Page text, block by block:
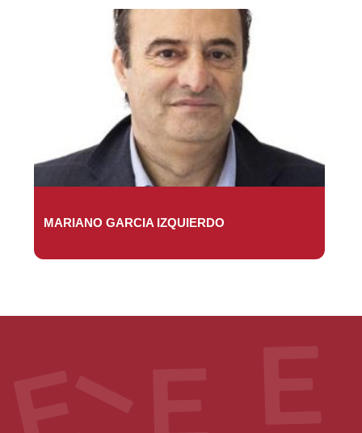
MARIANO GARCIA IZQUIERDO